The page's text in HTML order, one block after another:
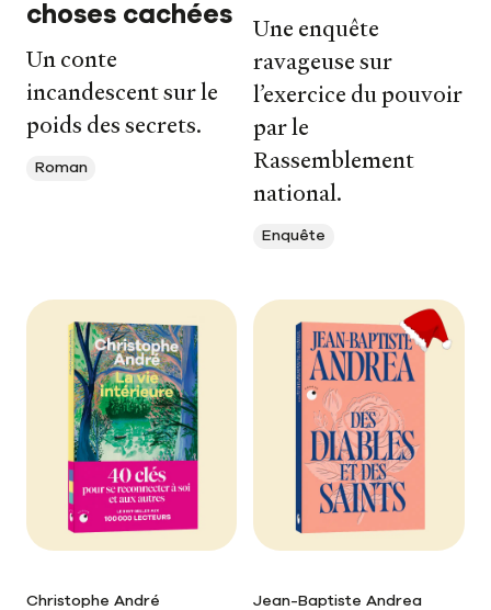
choses cachées
Un conte
incandescent sur le
poids des secrets.
Roman
Une enquête
ravageuse sur
l’exercice du pouvoir
par le
Rassemblement
national.
Enquête
Christophe André Jean-Baptiste Andrea